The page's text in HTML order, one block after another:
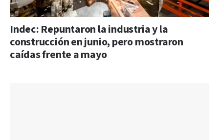
Indec: Repuntaron la industria y la
construcción en junio, pero mostraron
caídas frente a mayo